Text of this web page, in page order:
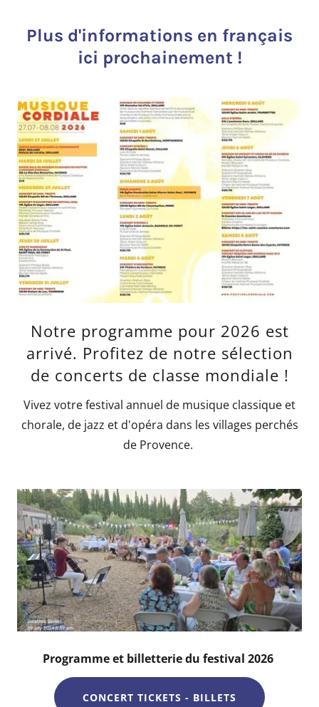
Plus d'informations en français
ici prochainement !
Notre programme pour 2026 est
arrivé. Profitez de notre sélection
de concerts de classe mondiale !
Vivez votre festival annuel de musique classique et
chorale, de jazz et d'opéra dans les villages perchés
de Provence.
Programme et billetterie du festival 2026
CONCERT TICKETS - BILLETS